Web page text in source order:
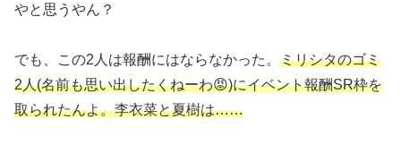
やと思うやん？
でも、この2人は報酬にはならなかった。 ミリシタのゴミ
2人(名前も思い出したくねーわ😡)にイベント報酬SR枠を
取られたんよ。李衣菜と夏樹は……